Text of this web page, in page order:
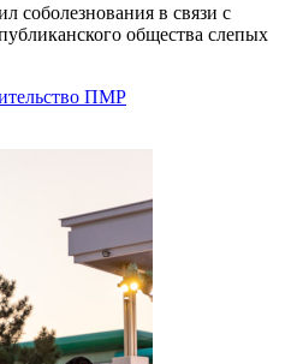
соболезнования в связи с
общества слепых
ПМР